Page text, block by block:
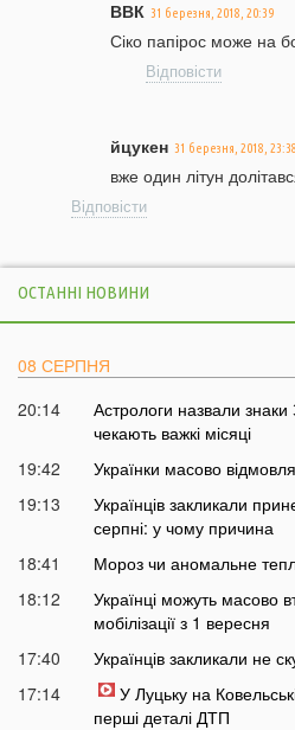
ВВК 31 березня, 2018, 20:39
Сіко папірос може на
Відповісти
йцукен 31 березня, 2018, 23:38
вже один літун
Відповісти
ОСТАННІ НОВИНИ
08 СЕРПНЯ
20:14
Астрологи назвали
чекають важкі місяці
19:42
Українки масово
19:13
Українців закликали
серпні: у чому причина
18:41
Мороз чи аномальне
18:12
Українці можуть масово
мобілізації з 1 вересня
17:40
Українців закликали не
17:14
У Луцьку на
перші деталі ДТП